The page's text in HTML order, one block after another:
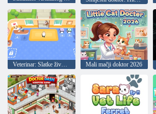
Veterinar: Slatke životinje Mali mačji doktor 2026